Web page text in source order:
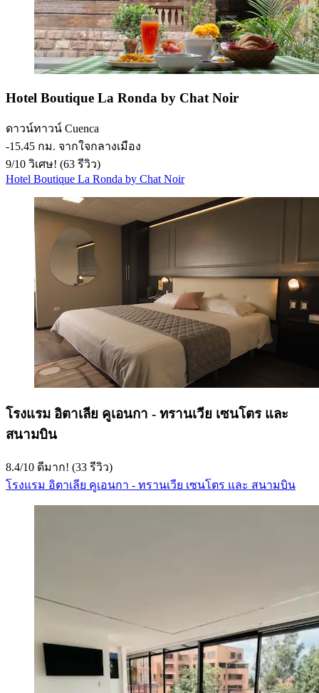
Hotel Boutique La Ronda by Chat Noir
ดาวน์ทาวน์ Cuenca
‐15.45 กม. จากใจกลางเมือง
9/10 วิเศษ! (63 รีวิว)
Hotel Boutique La Ronda by Chat Noir
โรงแรม อิตาเลีย คูเอนกา - ทรานเวีย เซนโตร และ
สนามบิน
8.4/10 ดีมาก! (33 รีวิว)
โรงแรม อิตาเลีย คูเอนกา - ทรานเวีย เซนโตร และ สนามบิน